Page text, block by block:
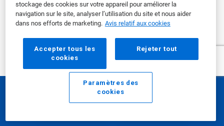
stockage des cookies sur votre appareil pour améliorer la
navigation sur le site, analyser l’utilisation du site et nous aider
dans nos efforts de marketing. Avis relatif aux cookies
Accepter tous les
cookies
Rejeter tout
Paramètres des
cookies
Technologie 3D TRASAR™
pour l'osmose inverse (OI)
La technologie 3D TRASAR™ pour l'osmose inverse
Courriel Appeler